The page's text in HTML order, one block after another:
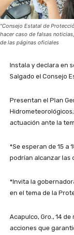
"Consejo Estatal de
hacer caso de falsas
de las páginas oficiales
Instala y declara en
Salgado el Consejo
Presentan el Plan
actuación ante la
*Se esperan de 15 a
podrían alcanzar las
*Invita la
en el tema de la
Acapulco, Gro., 14
acciones que